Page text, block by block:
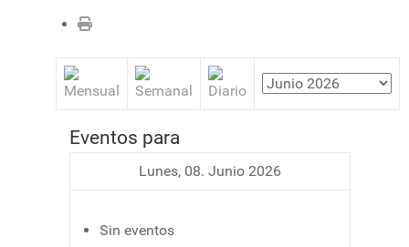
Eventos para
Lunes, 08. Junio 2026
Sin eventos